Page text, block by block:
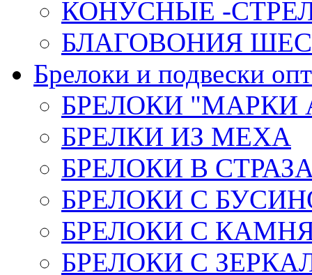
КОНУСНЫЕ -
БЛАГОВОНИЯ
Брелоки и подвески
БРЕЛОКИ "МАРКИ
БРЕЛКИ ИЗ МЕХА
БРЕЛОКИ В
БРЕЛОКИ С
БРЕЛОКИ С
БРЕЛОКИ С